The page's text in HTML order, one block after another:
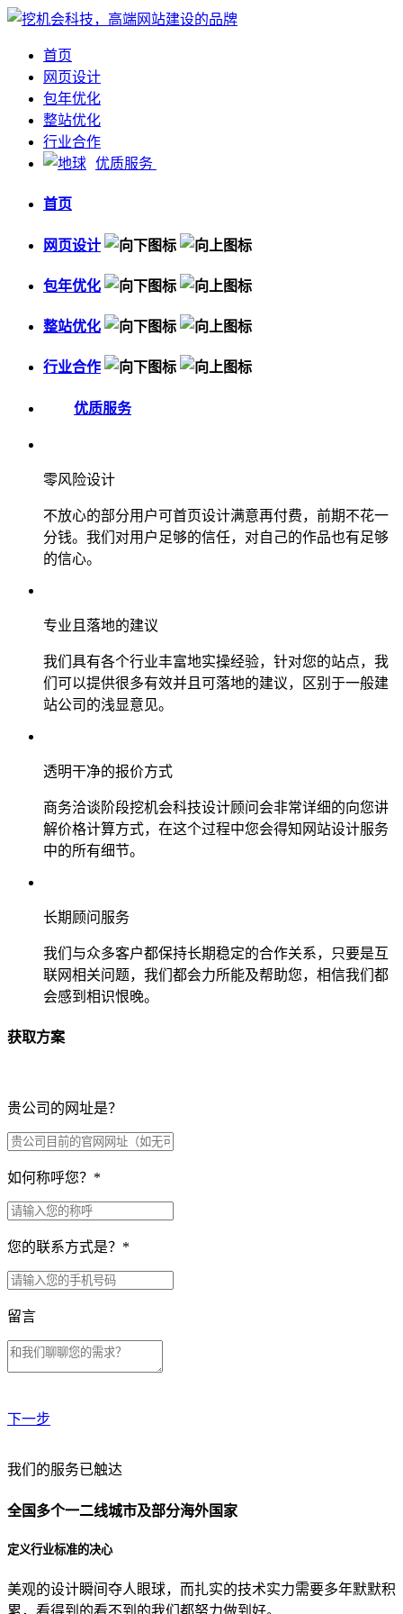
首页
网页设计
包年优化
整站优化
行业合作
优质服务
首页
网页设计
包年优化
整站优化
行业合作
优质服务
零风险设计
不放心的部分用户可首页设计满意再付费，前期不花一
分钱。我们对用户足够的信任，对自己的作品也有足够
的信心。
专业且落地的建议
我们具有各个行业丰富地实操经验，针对您的站点，我
们可以提供很多有效并且可落地的建议，区别于一般建
站公司的浅显意见。
透明干净的报价方式
商务洽谈阶段挖机会科技设计顾问会非常详细的向您讲
解价格计算方式，在这个过程中您会得知网站设计服务
中的所有细节。
长期顾问服务
我们与众多客户都保持长期稳定的合作关系，只要是互
联网相关问题，我们都会力所能及帮助您，相信我们都
会感到相识恨晚。
获取方案
贵公司的网址是？
如何称呼您？ *
您的联系方式是？ *
留言
下一步
贵公司预算范围是？
贵公司的团队规模是？
目前主要的营销渠道是？
我们的服务已触达
全国多个一二线城市及部分海外国家
定义行业标准的决心
美观的设计瞬间夺人眼球，而扎实的技术实力需要多年默默积
累，看得到的看不到的我们都努力做到好。